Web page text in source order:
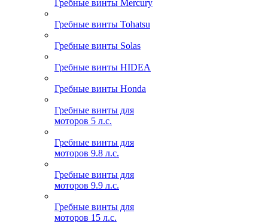
Гребные винты Mercury
Гребные винты Tohatsu
Гребные винты Solas
Гребные винты HIDEA
Гребные винты Honda
Гребные винты для
моторов 5 л.с.
Гребные винты для
моторов 9.8 л.с.
Гребные винты для
моторов 9.9 л.с.
Гребные винты для
моторов 15 л.с.